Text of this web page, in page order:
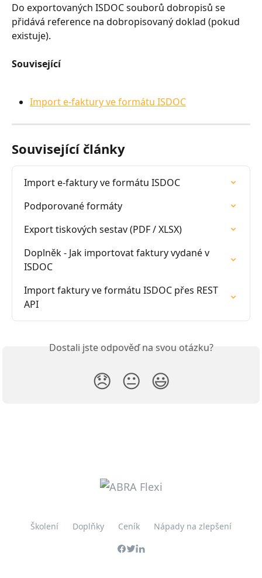
Do exportovaných ISDOC souborů dobropisů se
přidává reference na dobropisovaný doklad (pokud
existuje).
Související
Import e-faktury ve formátu ISDOC
Související články
Import e-faktury ve formátu ISDOC
Podporované formáty
Export tiskových sestav (PDF / XLSX)
Doplněk - Jak importovat faktury vydané v
ISDOC
Import faktury ve formátu ISDOC přes REST
API
Dostali jste odpověď na svou otázku?
😞 😐 😃
Školení Doplňky Ceník Nápady na zlepšení